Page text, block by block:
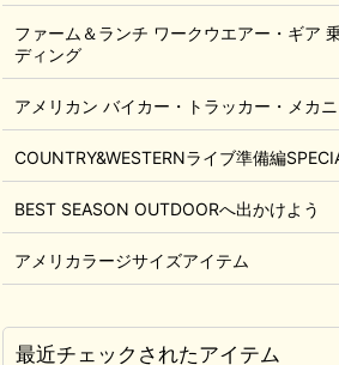
ファーム＆ランチ ワークウエアー・ギア
ディング
アメリカン バイカー・トラッカー・メカ
COUNTRY&WESTERNライブ準備編
BEST SEASON OUTDOORへ出かけよう
アメリカラージサイズアイテム
最近チェックされたアイテム